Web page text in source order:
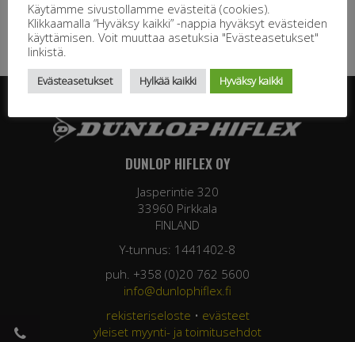
DUNLOP HIFLEX OY
Jasperintie 320
33960 Pirkkala
FINLAND
Y-tunnus: 1441402-8
puh. +358 (0)20 762 5600
info@dunlophiflex.fi
rekisteriseloste • evästeet
yleiset myynti- ja toimitusehdot
Käytämme sivustollamme evästeitä (cookies).
Klikkaamalla “Hyväksy kaikki” -nappia hyväksyt evästeiden
käyttämisen. Voit muuttaa asetuksia "Evästeasetukset"
linkistä.
Evästeasetukset Hylkää kaikki Hyväksy kaikki